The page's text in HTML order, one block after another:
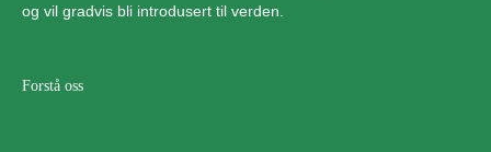
og vil gradvis bli introdusert til verden.
Forstå oss